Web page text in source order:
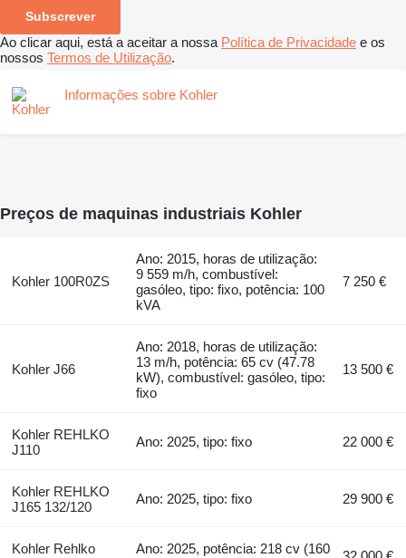
Subscrever
Ao clicar aqui, está a aceitar a nossa Política de Privacidade e os
nossos Termos de Utilização.
Informações sobre Kohler
Preços de maquinas industriais Kohler
Kohler 100R0ZS
Ano: 2015, horas de utilização:
9 559 m/h, combustível:
gasóleo, tipo: fixo, potência: 100
kVA
7 250 €
Kohler J66
Ano: 2018, horas de utilização:
13 m/h, potência: 65 cv (47.78
kW), combustível: gasóleo, tipo:
fixo
13 500 €
Kohler REHLKO
J110
Ano: 2025, tipo: fixo 22 000 €
Kohler REHLKO
J165 132/120
Ano: 2025, tipo: fixo 29 900 €
Kohler Rehlko
Ano: 2025, potência: 218 cv (160